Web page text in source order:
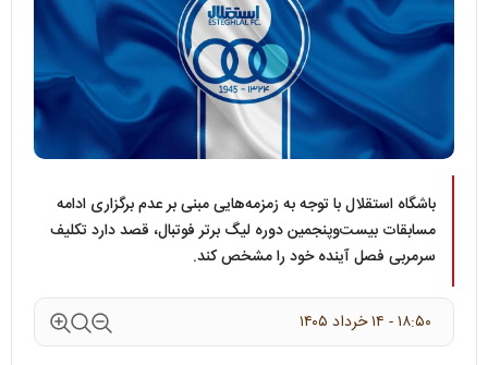
باشگاه استقلال با توجه به زمزمه‌هایی مبنی بر عدم برگزاری ادامه
مسابقات بیست‌وپنجمین دوره لیگ برتر فوتبال، قصد دارد تکلیف
سرمربی فصل آینده خود را مشخص کند.
۱۸:۵۰ - ۱۴ خرداد ۱۴۰۵